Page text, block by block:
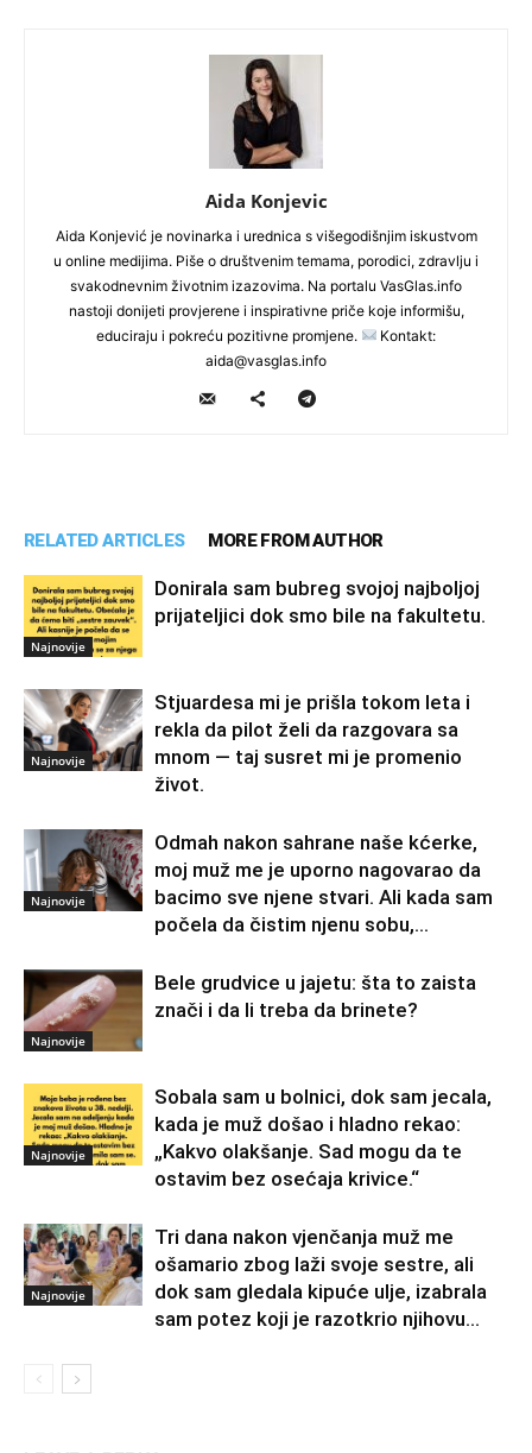
Aida Konjevic
Aida Konjević je novinarka i urednica s višegodišnjim iskustvom
u online medijima. Piše o društvenim temama, porodici, zdravlju i
svakodnevnim životnim izazovima. Na portalu VasGlas.info
nastoji donijeti provjerene i inspirativne priče koje informišu,
educiraju i pokreću pozitivne promjene.
Kontakt:
aida@vasglas.info
RELATED ARTICLES MORE FROM AUTHOR
Najnovije
Donirala sam bubreg svojoj najboljoj
prijateljici dok smo bile na fakultetu.
Najnovije
Stjuardesa mi je prišla tokom leta i
rekla da pilot želi da razgovara sa
mnom — taj susret mi je promenio
život.
Najnovije
Odmah nakon sahrane naše kćerke,
moj muž me je uporno nagovarao da
bacimo sve njene stvari. Ali kada sam
počela da čistim njenu sobu,...
Najnovije
Bele grudvice u jajetu: šta to zaista
znači i da li treba da brinete?
Najnovije
Sobala sam u bolnici, dok sam jecala,
kada je muž došao i hladno rekao:
„Kakvo olakšanje. Sad mogu da te
ostavim bez osećaja krivice.“
Najnovije
Tri dana nakon vjenčanja muž me
ošamario zbog laži svoje sestre, ali
dok sam gledala kipuće ulje, izabrala
sam potez koji je razotkrio njihovu...